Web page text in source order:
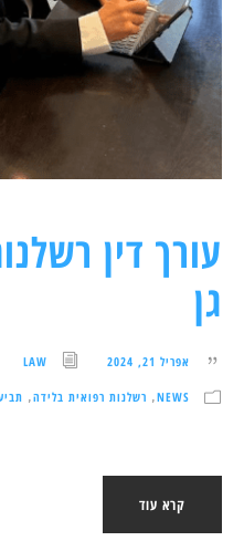
עורך דין
גן
אפריל 21, 2024 LAW
NEWS
, רשלנות רפואית בלידה,
קרא עוד